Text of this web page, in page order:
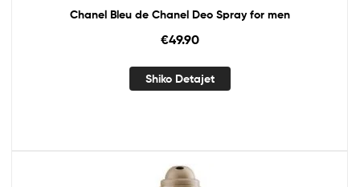
Chanel Bleu de Chanel Deo Spray for men
€49.90
Shiko Detajet